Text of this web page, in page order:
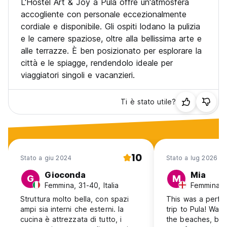
L'Hostel Art & Joy a Pula offre un'atmosfera
accogliente con personale eccezionalmente
cordiale e disponibile. Gli ospiti lodano la pulizia
e le camere spaziose, oltre alla bellissima arte e
alle terrazze. È ben posizionato per esplorare la
città e le spiagge, rendendolo ideale per
viaggiatori singoli e vacanzieri.
Ti è stato utile?
Stato a giu 2024 10
G Gioconda
Femmina, 31-40, Italia
Struttura molto bella, con spazi
ampi sia interni che esterni. la
cucina è attrezzata di tutto, i
Stato a lug 2026
M Mia
Femmina,
This was a
trip to Pula!
the beaches,